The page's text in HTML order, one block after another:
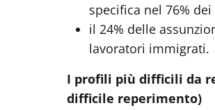
specifica nel 76% dei
il 24% delle
lavoratori immigrati.
I profili più difficili da
difficile reperimento)